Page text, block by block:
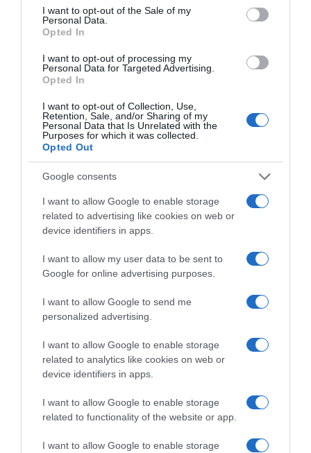
consent section.
I want to opt-out of the Sale of my
Personal Data.
Opted In
I want to opt-out of processing my
Personal Data for Targeted Advertising.
Opted In
I want to opt-out of Collection, Use,
Retention, Sale, and/or Sharing of my
Personal Data that Is Unrelated with the
Purposes for which it was collected.
Opted Out
Google consents
I want to allow Google to enable storage
related to advertising like cookies on web or
device identifiers in apps.
I want to allow my user data to be sent to
Google for online advertising purposes.
I want to allow Google to send me
personalized advertising.
I want to allow Google to enable storage
related to analytics like cookies on web or
device identifiers in apps.
I want to allow Google to enable storage
related to functionality of the website or app.
I want to allow Google to enable storage
Τηλεοπτικά
Ψηφιακοί Πόλεμοι και
ένα… Τσουνάμι
Αλλαγών: Η Εβδομάδα
που Ανακάτεψε την
Τράπουλα των
Ελληνικών Media
YouTube: Ο Δήμος
Βερύκιος ανοίγει τα
ΤΣΟΥΝΑΜΙ ψηφιακής οργής… συμπαρασύρει την
κυβέρνηση
Ξορκίζουν τις διπλές